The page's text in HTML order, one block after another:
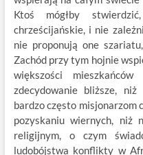
Ktoś mógłby
chrześcijańskie, i nie
nie proponują one
Zachód przy tym hojnie
większości
zdecydowanie bliższe,
bardzo często misjonarzom
pozyskaniu wiernych, niż
religijnym, o czym
ludobójstwa konflikty w